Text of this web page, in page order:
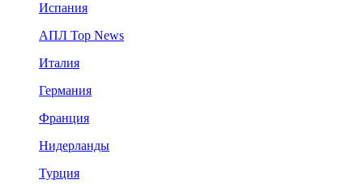
Испания
АПЛ Top News
Италия
Германия
Франция
Нидерланды
Турция